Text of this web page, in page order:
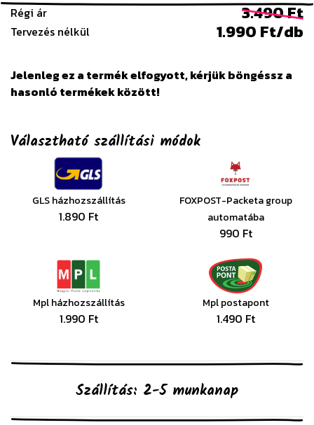
Régi ár 3.490 Ft
Tervezés nélkül 1.990 Ft/db
Jelenleg ez a termék elfogyott, kérjük böngéssz a
hasonló termékek között!
Választható szállítási módok
GLS házhozszállítás
1.890 Ft
FOXPOST-Packeta group
automatába
990 Ft
Mpl házhozszállítás
1.990 Ft
Mpl postapont
1.490 Ft
Szállítás: 2-5 munkanap